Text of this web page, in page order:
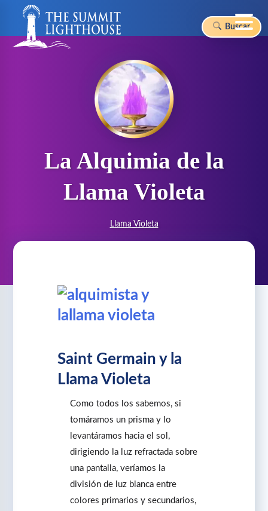
Buscar
La Alquimia de la
Llama Violeta
Llama Violeta
Saint Germain y la
Llama Violeta
Como todos los sabemos, si
tomáramos un prisma y lo
levantáramos hacia el sol,
dirigiendo la luz refractada sobre
una pantalla, veríamos la
división de luz blanca entre
colores primarios y secundarios,